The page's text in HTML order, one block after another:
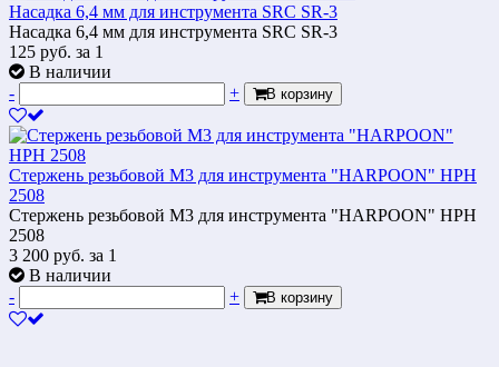
Насадка 6,4 мм для инструмента SRC SR-3
Насадка 6,4 мм для инструмента SRC SR-3
125 руб. за 1
В наличии
-
+ В корзину
Стержень резьбовой M3 для инструмента "HARPOON" HPH
2508
Стержень резьбовой M3 для инструмента "HARPOON" HPH
2508
3 200 руб. за 1
В наличии
-
+ В корзину